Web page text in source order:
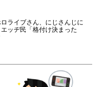
ロライブさん、にじさんじに
ッヂ民「格付け決まった